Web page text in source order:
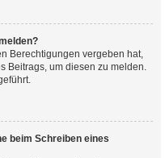
Berechtigungen vergeben hat,
Beitrags, um diesen zu melden.
beim Schreiben eines